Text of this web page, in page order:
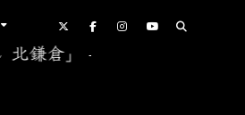
」 – Gallery YAEZAKURA